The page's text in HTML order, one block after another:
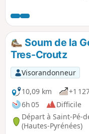
frontière des estives
avec une vue
vallée encaissée de la
Picharrots et les
Soum de la
Tres-Croutz
Visorandonneur
10,09 km
+1
6h 05
Difficile
Départ à Saint-Pé-
(Hautes-Pyrénées)